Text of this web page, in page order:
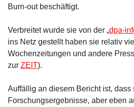
Burn-out beschäftigt.
Verbreitet wurde sie von der „dpa-
ins Netz gestellt haben sie relativ
Wochenzeitungen und andere
zur ZEIT).
Auffällig an diesem Bericht ist, dass
Forschungsergebnisse, aber eben